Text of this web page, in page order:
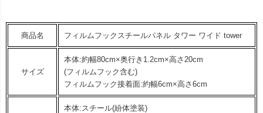
商品名 フィルムフックスチールパネル タワー ワイド tower
サイズ
本体:約幅80cm×奥行き1.2cm×高さ20cm
(フィルムフック含む)
フィルムフック接着面:約幅6cm×高さ6cm
本体:スチール(紛体塗装)